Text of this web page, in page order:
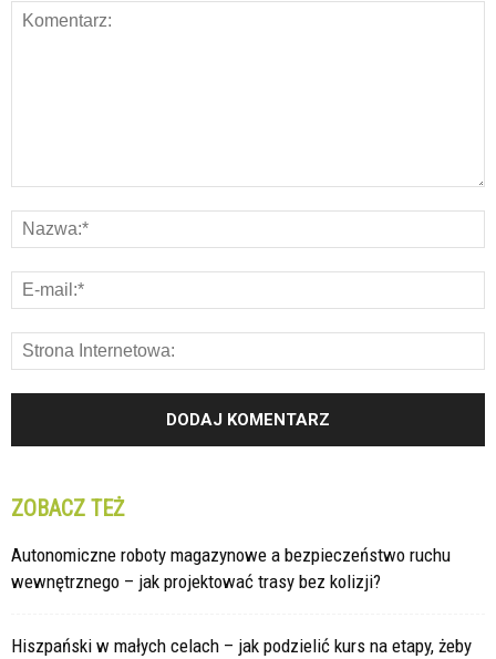
ZOBACZ TEŻ
Autonomiczne roboty magazynowe a bezpieczeństwo ruchu
wewnętrznego – jak projektować trasy bez kolizji?
Hiszpański w małych celach – jak podzielić kurs na etapy, żeby